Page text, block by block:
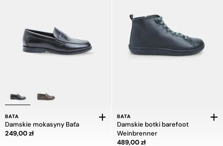
BATA
Damskie mokasyny Baťa
Cena 249,00 zł
249,00 zł
BATA
Damskie botki barefoot
Weinbrenner
Cena 489,00 zł
489,00 zł